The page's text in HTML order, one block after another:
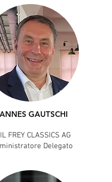
GAUTSCHI
FREY CLASSICS AG
Delegato